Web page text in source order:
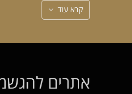
קרא עוד
אתרים